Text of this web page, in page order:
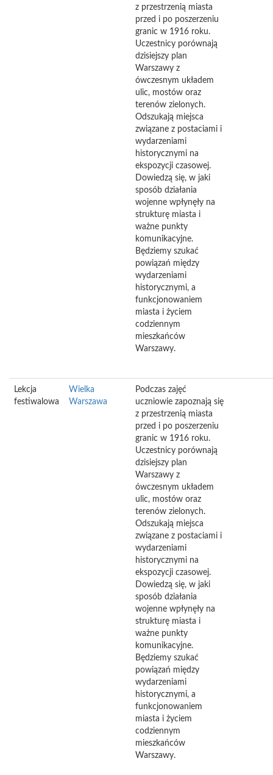
z przestrzenią miasta
przed i po poszerzeniu
granic w 1916 roku.
Uczestnicy porównają
dzisiejszy plan
Warszawy z
ówczesnym układem
ulic, mostów oraz
terenów zielonych.
Odszukają miejsca
związane z postaciami i
wydarzeniami
historycznymi na
ekspozycji czasowej.
Dowiedzą się, w jaki
sposób działania
wojenne wpłynęły na
strukturę miasta i
ważne punkty
komunikacyjne.
Będziemy szukać
powiązań między
wydarzeniami
historycznymi, a
funkcjonowaniem
miasta i życiem
codziennym
mieszkańców
Warszawy.
Lekcja
festiwalowa
Wielka
Warszawa
Podczas zajęć
uczniowie zapoznają się
z przestrzenią miasta
przed i po poszerzeniu
granic w 1916 roku.
Uczestnicy porównają
dzisiejszy plan
Warszawy z
ówczesnym układem
ulic, mostów oraz
terenów zielonych.
Odszukają miejsca
związane z postaciami i
wydarzeniami
historycznymi na
ekspozycji czasowej.
Dowiedzą się, w jaki
sposób działania
wojenne wpłynęły na
strukturę miasta i
ważne punkty
komunikacyjne.
Będziemy szukać
powiązań między
wydarzeniami
historycznymi, a
funkcjonowaniem
miasta i życiem
codziennym
mieszkańców
Warszawy.